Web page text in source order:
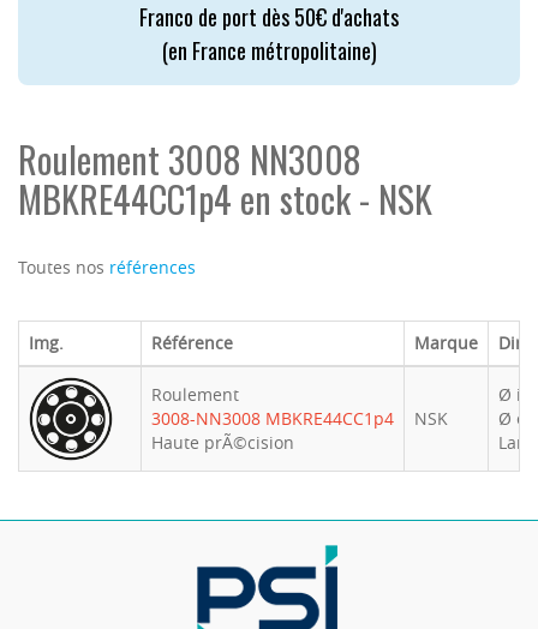
Franco de port dès 50€ d'achats
(en France métropolitaine)
Roulement 3008 NN3008
MBKRE44CC1p4 en stock - NSK
Toutes nos références
Img. Référence Marque
Roulement
3008-NN3008 MBKRE44CC1p4
Haute prÃ©cision
NSK
Ø
Ø